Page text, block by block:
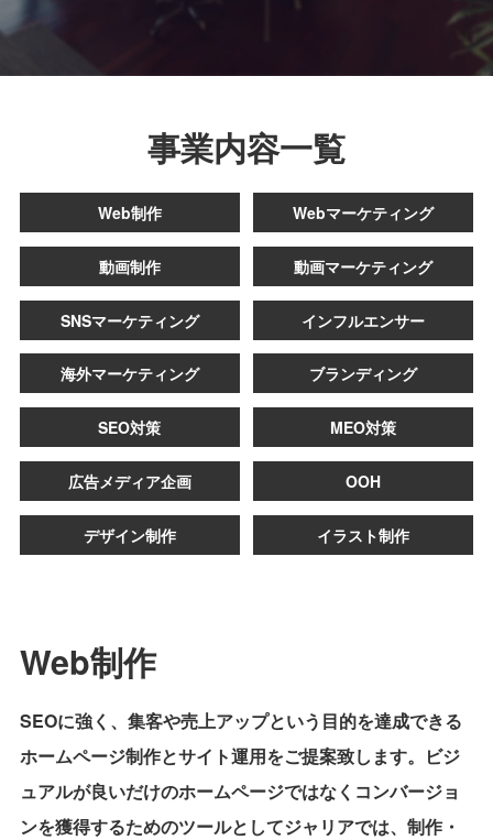
事業内容一覧
Web制作 Webマーケティング
動画制作 動画マーケティング
SNSマーケティング インフルエンサー
海外マーケティング ブランディング
SEO対策 MEO対策
広告メディア企画 OOH
デザイン制作 イラスト制作
Web制作
SEOに強く、集客や売上アップという目的を達成できる
ホームページ制作とサイト運用をご提案致します。ビジ
ュアルが良いだけのホームページではなくコンバージョ
ンを獲得するためのツールとしてジャリアでは、制作・